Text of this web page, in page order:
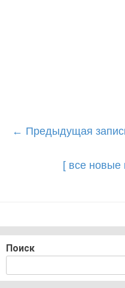
Post
← Предыдущая
[ все новые
Поиск